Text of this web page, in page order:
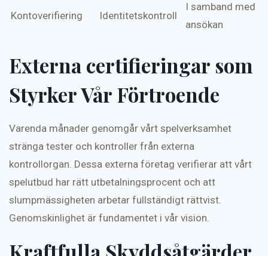
Kontoverifiering Identitetskontroll
I samband med
ansökan
Externa certifieringar som
Styrker Vår Förtroende
Varenda månader genomgår vårt spelverksamhet
stränga tester och kontroller från externa
kontrollorgan. Dessa externa företag verifierar att vårt
spelutbud har rätt utbetalningsprocent och att
slumpmässigheten arbetar fullständigt rättvist.
Genomskinlighet är fundamentet i vår vision.